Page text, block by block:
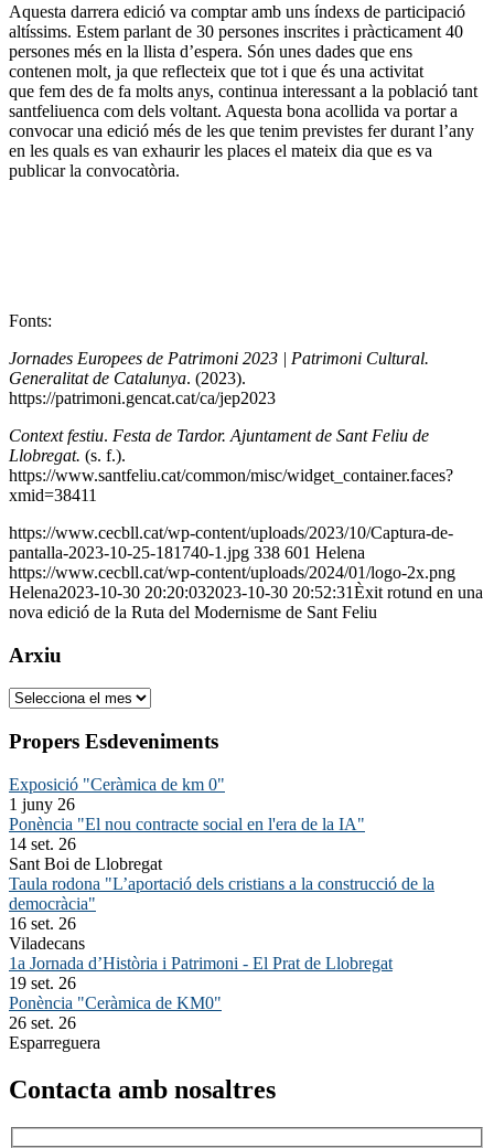
Aquesta darrera edició va comptar amb uns índexs de participació
altíssims. Estem parlant de 30 persones inscrites i pràcticament 40
persones més en la llista d’espera. Són unes dades que ens
contenen molt, ja que reflecteix que tot i que és una activitat
que fem des de fa molts anys, continua interessant a la població tant
santfeliuenca com dels voltant. Aquesta bona acollida va portar a
convocar una edició més de les que tenim previstes fer durant l’any
en les quals es van exhaurir les places el mateix dia que es va
publicar la convocatòria.
Fonts:
Jornades Europees de Patrimoni 2023 | Patrimoni Cultural.
Generalitat de Catalunya. (2023).
https://patrimoni.gencat.cat/ca/jep2023
Context festiu. Festa de Tardor. Ajuntament de Sant Feliu de
Llobregat. (s. f.).
https://www.santfeliu.cat/common/misc/widget_container.faces?
xmid=38411
https://www.cecbll.cat/wp-content/uploads/2023/10/Captura-de-
pantalla-2023-10-25-181740-1.jpg 338 601 Helena
https://www.cecbll.cat/wp-content/uploads/2024/01/logo-2x.png
Helena2023-10-30 20:20:032023-10-30 20:52:31Èxit rotund en una
nova edició de la Ruta del Modernisme de Sant Feliu
Arxiu
Arxiu
Propers Esdeveniments
Exposició "Ceràmica de km 0"
1 juny 26
Ponència "El nou contracte social en l'era de la IA"
14 set. 26
Sant Boi de Llobregat
Taula rodona "L’aportació dels cristians a la construcció de la
democràcia"
16 set. 26
Viladecans
1a Jornada d’Història i Patrimoni - El Prat de Llobregat
19 set. 26
Ponència "Ceràmica de KM0"
26 set. 26
Esparreguera
Contacta amb nosaltres